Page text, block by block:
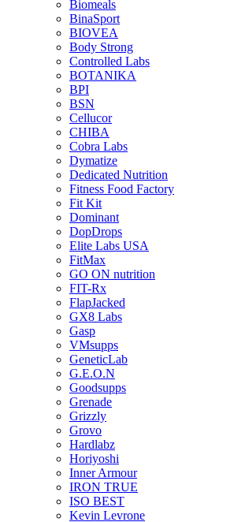
Biomeals
BinaSport
BIOVEA
Body Strong
Controlled Labs
BOTANIKA
BPI
BSN
Cellucor
CHIBA
Cobra Labs
Dymatize
Dedicated Nutrition
Fitness Food Factory
Fit Kit
Dominant
DopDrops
Elite Labs USA
FitMax
GO ON nutrition
FIT-Rx
FlapJacked
GX8 Labs
Gasp
VMsupps
GeneticLab
G.E.O.N
Goodsupps
Grenade
Grizzly
Grovo
Hardlabz
Horiyoshi
Inner Armour
IRON TRUE
ISO BEST
Kevin Levrone